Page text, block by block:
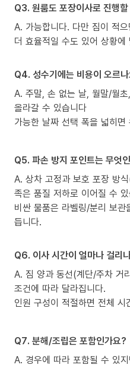
Q3. 원룸도 포장이사로 진행
A. 가능합니다. 다만 짐이 적
더 효율적일 수도 있어 상황
Q4. 성수기에는 비용이 오르
A. 주말, 손 없는 날, 월말/월
올라갈 수 있습니다
가능한 날짜 선택 폭을 넓히면
Q5. 파손 방지 포인트는 무엇
A. 상차 고정과 보호 포장 방
족은 품질 저하로 이어질 수
비싼 물품은 라벨링/분리 보관
듭니다.
Q6. 이사 시간이 얼마나 걸리
A. 짐 양과 동선(계단/주차 거
조건에 따라 달라집니다.
인원 구성이 적절하면 전체 시
Q7. 분해/조립은 포함인가요?
A. 경우에 따라 포함될 수 있